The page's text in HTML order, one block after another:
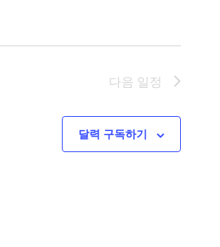
다음 일정
달력 구독하기